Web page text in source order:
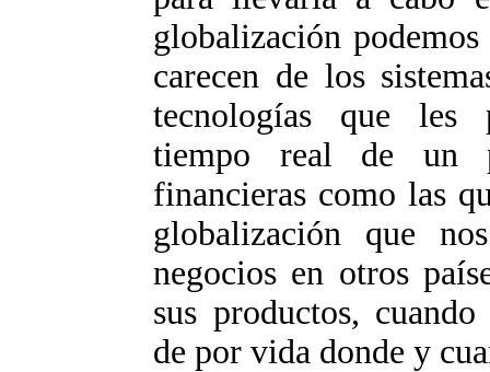
globalización
carecen de los
tecnologías que les
tiempo real de un
financieras como las
globalización que
negocios en otros
sus productos,
de por vida donde y